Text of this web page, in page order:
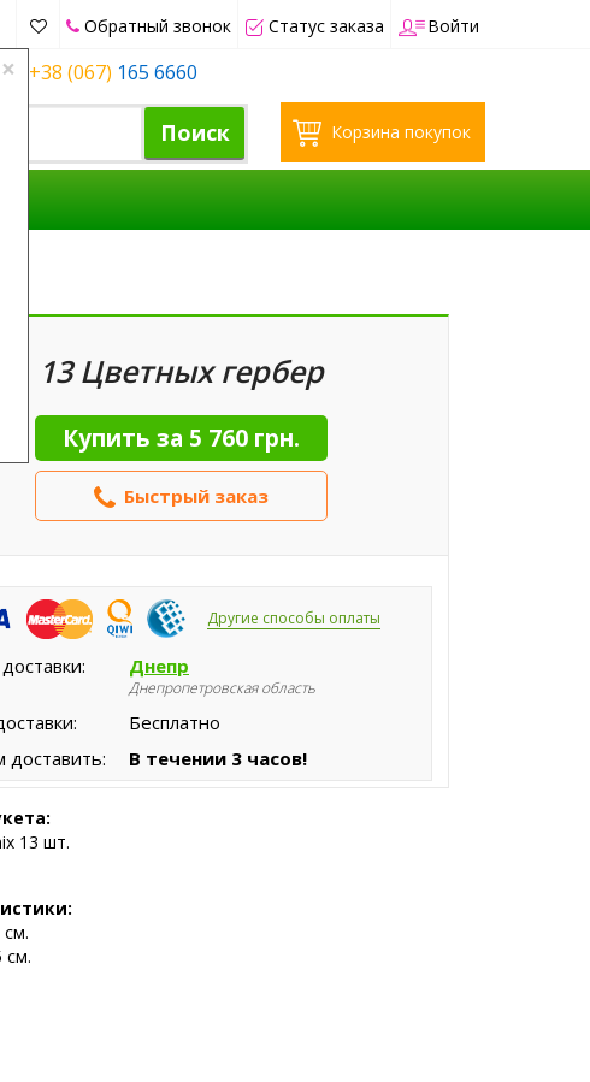
×
Обратный звонок Статус заказа Войти
+38 (067) 165 6660
Поиск Корзина покупок
13 Цветных гербер
Купить за 5 760 грн.
Быстрый заказ
Другие способы оплаты
Днепр
Днепропетровская область
Бесплатно
В течении 3 часов!
13 шт.
м.
см.